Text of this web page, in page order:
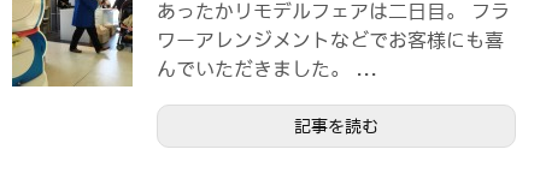
あったかリモデルフェアは二日目。 フラ
ワーアレンジメントなどでお客様にも喜
んでいただきました。 ...
記事を読む